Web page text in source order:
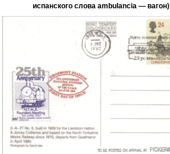
испанского слова ambulancia — вагон)